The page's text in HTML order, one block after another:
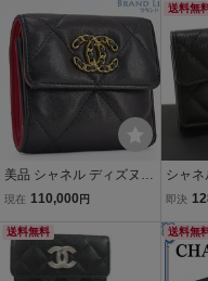
ンケース 名刺 小銭入れ 財
布 キャビアスキン レザー
黒 AP4333
アスキ
9
美品 シャネル ディズヌフ
ココマーク マトラッセ ス
ト 三つ折り財布 コンパク
ト財布 ブラック AP1064
現在 110,000 円
送料無
シャネ
ール
ャビ
ココ
即決
送料無料 送料無